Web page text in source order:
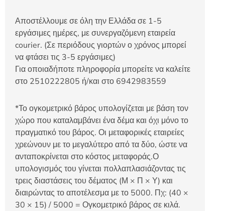
Αποστέλλουμε σε όλη την Ελλάδα σε 1-5
εργάσιμες ημέρες, με συνεργαζόμενη εταιρεία
courier. (Σε περιόδους γιορτών ο χρόνος μπορεί
να φτάσει τις 3-5 εργάσιμες)
Για οποιαδήποτε πληροφορία μπορείτε να καλείτε
στο 2510222805 ή/και στο 6942983559
*Το ογκομετρικό βάρος υπολογίζεται με βάση τον
χώρο που καταλαμβάνει ένα δέμα και όχι μόνο το
πραγματικό του βάρος. Οι μεταφορικές εταιρείες
χρεώνουν με το μεγαλύτερο από τα δύο, ώστε να
ανταποκρίνεται στο κόστος μεταφοράς.Ο
υπολογισμός του γίνεται πολλαπλασιάζοντας τις
τρεις διαστάσεις του δέματος (Μ × Π × Υ) και
διαιρώντας το αποτέλεσμα με το 5000. Πχ: (40 ×
30 × 15) / 5000 = Ογκομετρικό βάρος σε κιλά.